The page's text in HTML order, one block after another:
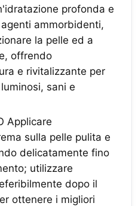
profonda e
ammorbidenti,
la pelle ed a
offrendo
e rivitalizzante per
sani e
Applicare
sulla pelle pulita e
delicatamente fino
utilizzare
dopo il
ottenere i migliori